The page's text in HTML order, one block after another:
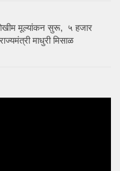
मूल्यांकन सुरू, ५ हजार
माधुरी मिसाळ